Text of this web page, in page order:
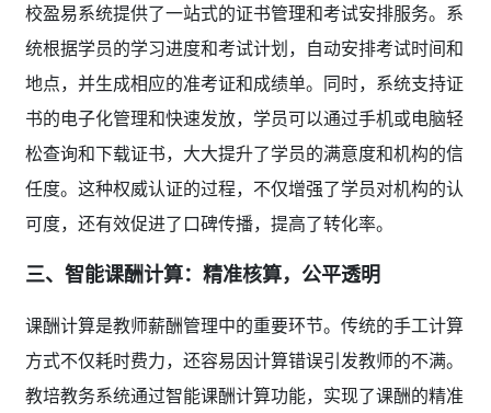
校盈易系统提供了一站式的证书管理和考试安排服务。系
统根据学员的学习进度和考试计划，自动安排考试时间和
地点，并生成相应的准考证和成绩单。同时，系统支持证
书的电子化管理和快速发放，学员可以通过手机或电脑轻
松查询和下载证书，大大提升了学员的满意度和机构的信
任度。这种权威认证的过程，不仅增强了学员对机构的认
可度，还有效促进了口碑传播，提高了转化率。
三、智能课酬计算：精准核算，公平透明
课酬计算是教师薪酬管理中的重要环节。传统的手工计算
方式不仅耗时费力，还容易因计算错误引发教师的不满。
教培教务系统通过智能课酬计算功能，实现了课酬的精准